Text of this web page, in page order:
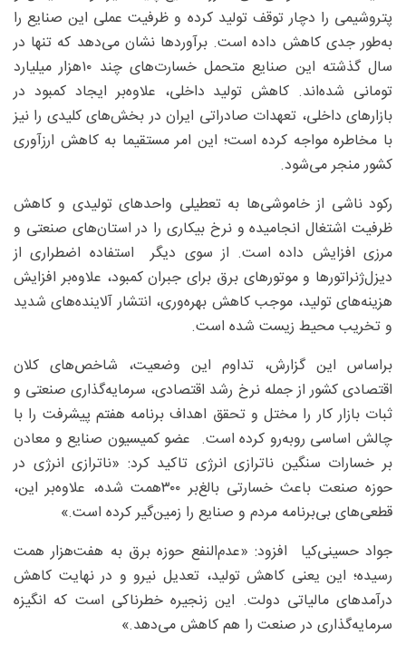
پتروشیمی را دچار توقف تولید کرده و ظرفیت عملی این صنایع را
به‌طور جدی کاهش داده است. برآوردها نشان می‌دهد که تنها در
سال گذشته این صنایع متحمل خسارت‌های چند ۱۰هزار میلیارد
تومانی شده‌اند. کاهش تولید داخلی، علاوه‌بر ایجاد کمبود در
بازارهای داخلی، تعهدات صادراتی ایران در بخش‌های کلیدی را نیز
با مخاطره مواجه کرده است؛ این امر مستقیما به کاهش ارزآوری
کشور منجر می‌شود.
رکود ناشی از خاموشی‌ها به تعطیلی واحدهای تولیدی و کاهش
ظرفیت اشتغال انجامیده و نرخ بیکاری را در استان‌های صنعتی و
مرزی افزایش داده است. از سوی دیگر استفاده اضطراری از
دیزل‌ژنراتورها و موتورهای برق برای جبران کمبود، علاوه‌بر افزایش
هزینه‌های تولید، موجب کاهش بهره‌وری، انتشار آلاینده‌های شدید
و تخریب محیط زیست شده است.
براساس این گزارش، تداوم این وضعیت، شاخص‌های کلان
اقتصادی کشور از جمله نرخ رشد اقتصادی، سرمایه‌گذاری صنعتی و
ثبات بازار کار را مختل و تحقق اهداف برنامه هفتم پیشرفت را با
چالش اساسی روبه‌رو کرده است. عضو کمیسیون صنایع و معادن
بر خسارات سنگین ناترازی انرژی تاکید کرد: «ناترازی انرژی در
حوزه صنعت باعث خسارتی بالغ‌بر ۳۰۰همت شده، علاوه‌بر این،
قطعی‌های بی‌برنامه مردم و صنایع را زمین‌گیر کرده است.»
جواد حسینی‌کیا افزود: «عدم‌النفع حوزه برق به هفت‌هزار همت
رسیده؛ این یعنی کاهش تولید، تعدیل نیرو و در نهایت کاهش
درآمدهای مالیاتی دولت. این زنجیره خطرناکی است که انگیزه
سرمایه‌گذاری در صنعت را هم کاهش می‌دهد.»